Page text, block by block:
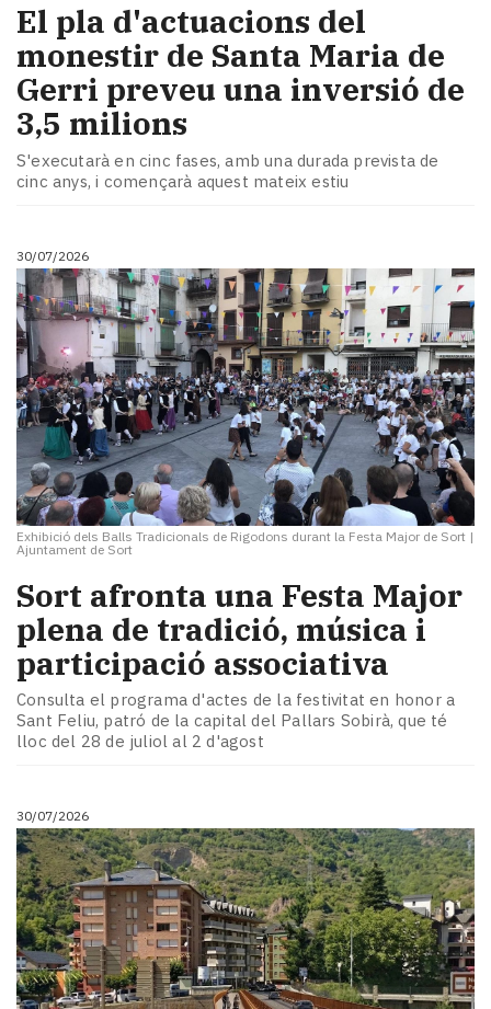
El pla d'actuacions del
monestir de Santa Maria de
Gerri preveu una inversió de
3,5 milions
S'executarà en cinc fases, amb una durada prevista de
cinc anys, i començarà aquest mateix estiu
30/07/2026
Exhibició dels Balls Tradicionals de Rigodons durant la Festa Major de Sort |
Ajuntament de Sort
Sort afronta una Festa Major
plena de tradició, música i
participació associativa
Consulta el programa d'actes de la festivitat en honor a
Sant Feliu, patró de la capital del Pallars Sobirà, que té
lloc del 28 de juliol al 2 d'agost
30/07/2026